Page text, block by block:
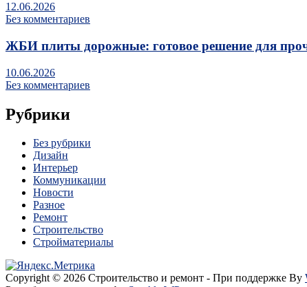
12.06.2026
Без комментариев
ЖБИ плиты дорожные: готовое решение для
10.06.2026
Без комментариев
Рубрики
Без рубрики
Дизайн
Интерьер
Коммуникации
Новости
Разное
Ремонт
Строительство
Стройматериалы
Copyright © 2026 Строительство и ремонт - При поддержке By